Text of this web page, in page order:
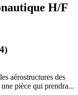
H/F
aérostructures des
pièce qui prendra...